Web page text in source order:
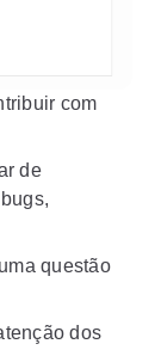
com
de
questão
dos